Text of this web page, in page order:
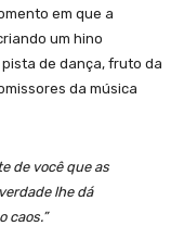
em que a
um hino
de dança, fruto da
da música
de você que as
lhe dá
caos.”